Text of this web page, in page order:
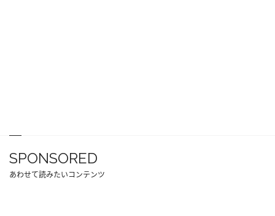
SPONSORED
あわせて読みたいコンテンツ